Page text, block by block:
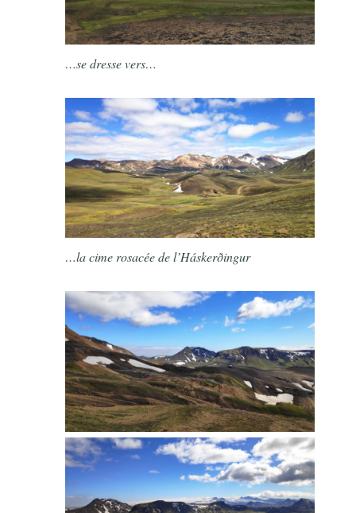
…se dresse vers…
…la cime rosacée de l’Háskerðingur